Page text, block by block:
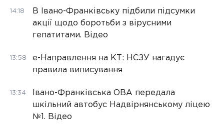
14:18
В Івано-Франківську підбили підсумки
акції щодо боротьби з вірусними
гепатитами. Відео
13:58
е-Направлення на КТ: НСЗУ нагадує
правила виписування
13:34
Івано-Франківська ОВА передала
шкільний автобус Надвірнянському ліцею
№1. Відео